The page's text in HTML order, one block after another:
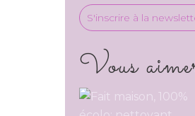
S'inscrire à la
Vous